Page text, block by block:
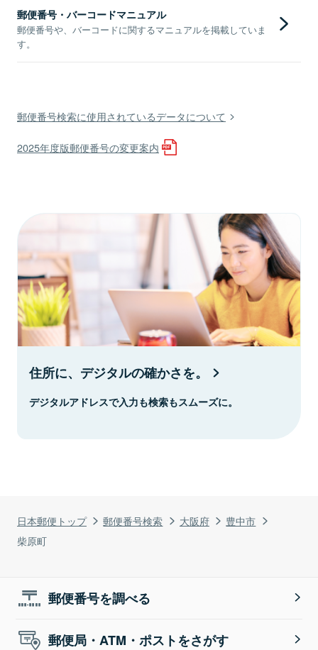
日本郵便トップ 郵便番号検索 大阪府
豊中市
柴原町
郵便番号・バーコードマニュアル
郵便番号や、バーコードに関するマニュアルを掲載していま
す。
郵便番号検索に使用されているデータについて
2025年度版郵便番号の変更案内
住所に、デジタルの確かさを。
デジタルアドレスで入力も検索もスムーズに。
郵便番号を調べる
郵便局・ATM・ポストをさがす